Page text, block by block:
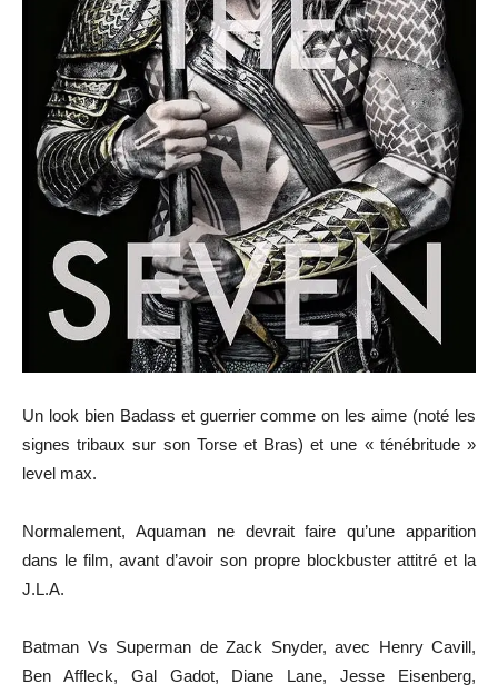
Un look bien Badass et guerrier comme on les aime (noté les
signes tribaux sur son Torse et Bras) et une « ténébritude »
level max.
Normalement, Aquaman ne devrait faire qu’une apparition
dans le film, avant d’avoir son propre blockbuster attitré et la
J.L.A.
Batman Vs Superman de Zack Snyder, avec Henry Cavill,
Ben Affleck, Gal Gadot, Diane Lane, Jesse Eisenberg,